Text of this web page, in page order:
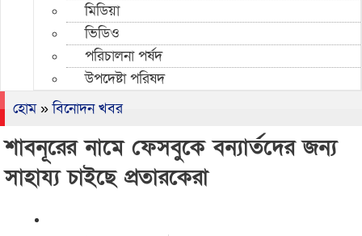
মিডিয়া
ভিডিও
পরিচালনা পর্ষদ
উপদেষ্টা পরিষদ
হোম»বিনোদন খবর
শাবনূরের নামে ফেসবুকে বন্যার্তদের জন‌্য
সাহায্য চাইছে প্রতারকেরা